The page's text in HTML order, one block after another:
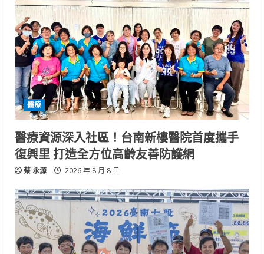
醫療
醫療資源深入社區！台南新樓醫院首度攜手
復興里 打造全方位高齡友善防護網
蔡 永源 2026 年 8 月 8 日